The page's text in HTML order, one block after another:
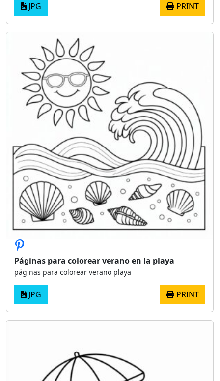
JPG PRINT
Páginas para colorear verano en la playa
páginas para colorear verano playa
JPG PRINT